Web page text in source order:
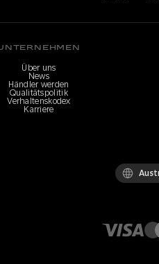
Über uns
News
Händler werden
Qualitätspolitik
Verhaltenskodex
Karriere